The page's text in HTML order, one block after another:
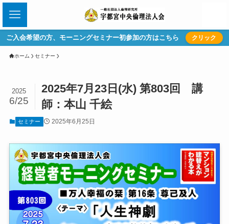
ご入会希望の方、モーニングセミナー初参加の方はこちら クリック
ホーム セミナー
2025年7月23日(水) 第803回 講
師：本山 千絵
2025
6/25
セミナー 2025年6月25日